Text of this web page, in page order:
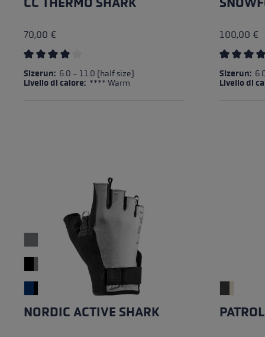
70,00 €
Valutazione media di 4 su 5 stelle
Sizerun: 6.0 - 11.0 (half size)
Livello di calore: **** Warm
100,00 €
Sizerun:
Livello di
NORDIC ACTIVE SHARK